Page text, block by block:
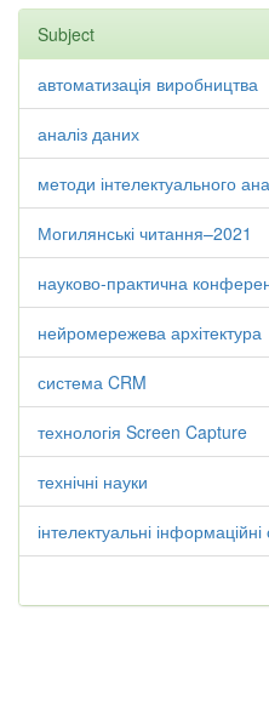
Subject
автоматизація виробництва
аналіз даних
методи інтелектуального
Могилянські читання–2021
науково-практична
нейромережева архітектура
система CRM
технологія Screen Capture
технічні науки
інтелектуальні